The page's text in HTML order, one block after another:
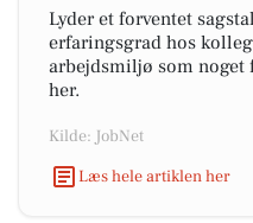
Lyder et forventet
erfaringsgrad hos
arbejdsmiljø som noget
her.
Kilde: JobNet
Læs hele artiklen her